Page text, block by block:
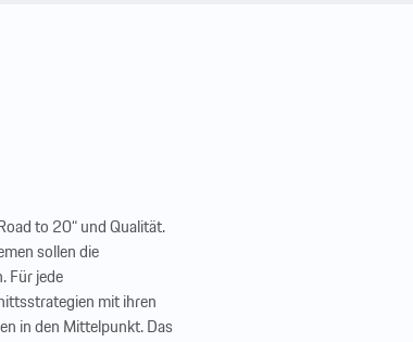
to 20“ und Qualität.
sollen die
Für jede
mit ihren
in den Mittelpunkt. Das